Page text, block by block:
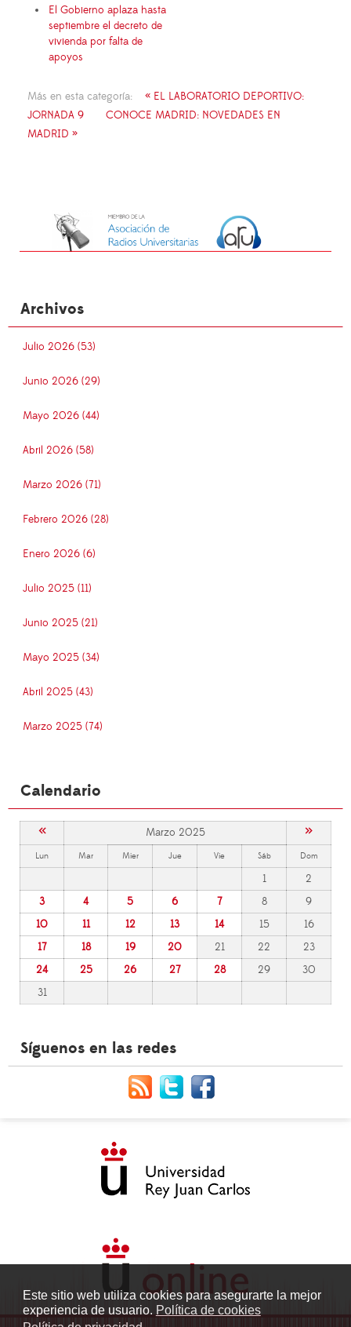
Este sitio web utiliza cookies para asegurarte la mejor
experiencia de usuario. Política de cookies
El Gobierno aplaza hasta
septiembre el decreto de
vivienda por falta de
apoyos
Más en esta categoría:
« EL LABORATORIO DEPORTIVO:
JORNADA 9
CONOCE MADRID: NOVEDADES EN
MADRID »
Archivos
Julio 2026 (53)
Junio 2026 (29)
Mayo 2026 (44)
Abril 2026 (58)
Marzo 2026 (71)
Febrero 2026 (28)
Enero 2026 (6)
Julio 2025 (11)
Junio 2025 (21)
Mayo 2025 (34)
Abril 2025 (43)
Marzo 2025 (74)
Calendario
« Marzo 2025 »
Lun Mar Mier Jue Vie Sáb Dom
1
2
3
4 5 6 7 8
9
10
11 12 13 14 15
16
17
18 19 20 21 22
23
24
25 26 27 28 29
30
31
Síguenos en las redes